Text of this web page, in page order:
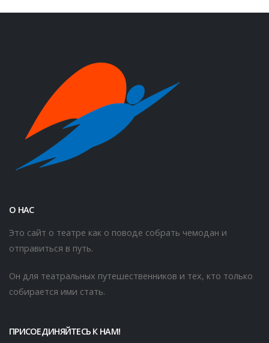
О НАС
Это сайт о театре как о поводе собрать чемодан и
отправиться в путь.
Он для театральных путешественников и тех, кто только
собирается ими стать.
ПРИСОЕДИНЯЙТЕСЬ К НАМ!